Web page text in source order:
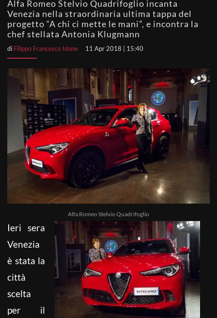
Alfa Romeo Stelvio Quadrifoglio incanta
Venezia nella straordinaria ultima tappa del
progetto “A chi ci mette le mani”, e incontra la
chef stellata Antonia Klugmann
di Filippo Francesco Idone 11 Apr 2018 | 15:40
Alfa Romeo Stelvio Quadrifoglio
Ieri sera
Venezia
è stata la
città
scelta
per il